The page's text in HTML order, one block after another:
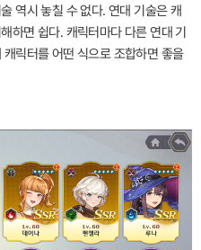
역시 놓칠 수 없다. 연대 기술은 캐
하면 쉽다. 캐릭터마다 다른 연대 기
릭터를 어떤 식으로 조합하면 좋을